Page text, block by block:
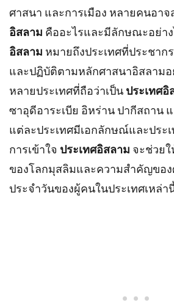
ศาสนา และการเมือง หลายคนอาจ
อิสลาม คืออะไรและมีลักษณะอย่าง
อิสลาม หมายถึงประเทศที่ประชา
และปฏิบัติตามหลักศาสนาอิสลามอ
หลายประเทศที่ถือว่าเป็น ประเทศอิ
ซาอุดีอาระเบีย อิหร่าน ปากีสถาน
แต่ละประเทศมีเอกลักษณ์และปร
การเข้าใจ ประเทศอิสลาม จะช่วยใ
ของโลกมุสลิมและความสำคัญขอ
ประจำวันของผู้คนในประเทศเหล่า